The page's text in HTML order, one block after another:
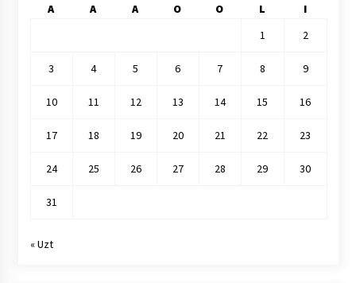
A A A O O L
I
1
2
3 4 5 6 7 8 9
10 11 12 13 14 15 16
17 18 19 20 21 22 23
24 25 26 27 28 29 30
31
« Uzt